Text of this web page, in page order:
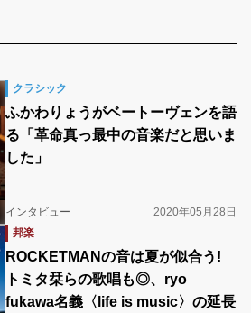
クラシック
ふかわりょうがベートーヴェンを語
る「革命真っ最中の音楽だと思いま
した」
インタビュー
2020年05月28日
邦楽
ROCKETMANの音は夏が似合う!
トミタ栞らの歌唱も◎、ryo
fukawa名義〈life is music〉の延長